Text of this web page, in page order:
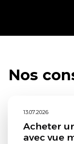
Nos
13.07.2026
Acheter
avec vue